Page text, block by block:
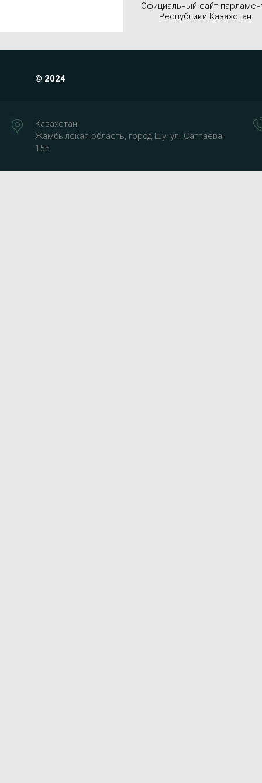
Официальный сайт
Республики Казахстан
© 2024
Казахстан
Жамбылская область, город Шу, ул. Сатпаева,
155